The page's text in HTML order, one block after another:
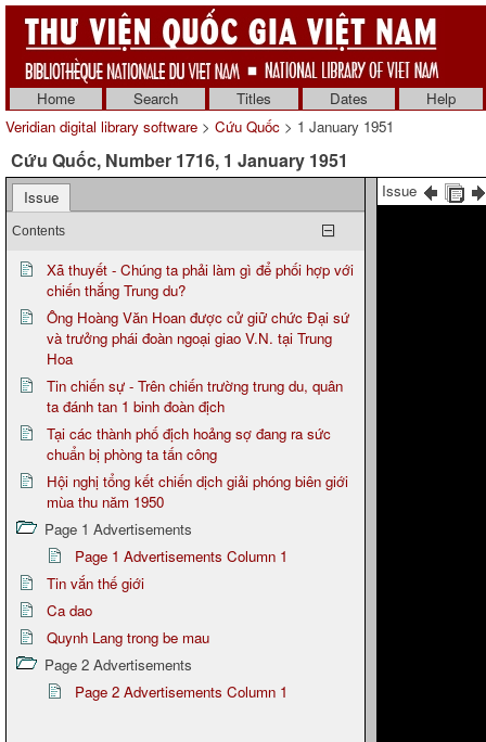
Home Search Titles Dates
Help
Veridian digital library software > Cứu Quốc > 1 January 1951
Cứu Quốc, Number 1716, 1 January 1951
Issue
Contents
Xã thuyết - Chúng ta phải làm gì để phối hợp với
chiến thắng Trung du?
Ông Hoàng Văn Hoan được cử giữ chức Đại sứ
và trưởng phái đoàn ngoại giao V.N. tại Trung
Hoa
Tin chiến sự - Trên chiến trường trung du, quân
ta đánh tan 1 binh đoàn địch
Tại các thành phố địch hoảng sợ đang ra sức
chuẩn bị phòng ta tấn công
Hội nghị tổng kết chiến dịch giải phóng biên giới
mùa thu năm 1950
Page 1 Advertisements
Page 1 Advertisements Column 1
Tin vắn thế giới
Ca dao
Quynh Lang trong be mau
Page 2 Advertisements
Page 2 Advertisements Column 1
Issue